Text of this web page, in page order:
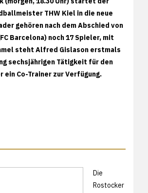
THW Kiel in die neue
gehören nach dem Abschied von
Barcelona) noch 17 Spieler, mit
steht Alfred Gislason erstmals
sechsjährigen Tätigkeit für den
ein Co-Trainer zur Verfügung.
Die
Rostocker